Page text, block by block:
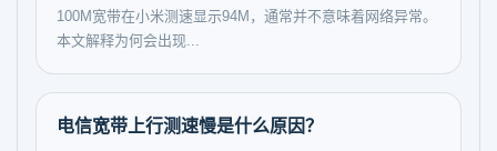
100M宽带在小米测速显示94M，通常并不意味着网络异常。
本文解释为何会出现...
电信宽带上行测速慢是什么原因？